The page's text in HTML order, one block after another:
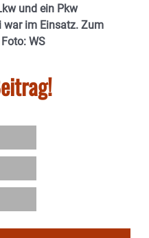
und ein Pkw
war im Einsatz. Zum
WS